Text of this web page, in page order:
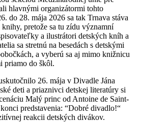
hlavnými organizátormi tohto
do 28. mája 2026 sa tak Trnava stáva
pretože sa tu zídu významní
a ilustrátori detských kníh a
sa stretnú na besedách s detskými
a vyberú sa aj mimo knižnicu
priamo do škôl.
26. mája v Divadle Jána
deti a priaznivci detskej literatúry si
Malý princ od Antoine de Saint-
predstavenia: “Dobré divadlo!“
reakcii detských divákov.